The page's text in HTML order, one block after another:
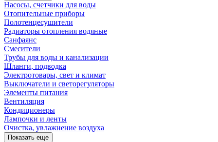
Насосы, счетчики для воды
Отопительные приборы
Полотенцесушители
Радиаторы отопления водяные
Санфаянс
Смесители
Трубы для воды и канализации
Шланги, подводка
Электротовары, свет и климат
Выключатели и светорегуляторы
Элементы питания
Вентиляция
Кондиционеры
Лампочки и ленты
Очистка, увлажнение воздуха
Показать еще